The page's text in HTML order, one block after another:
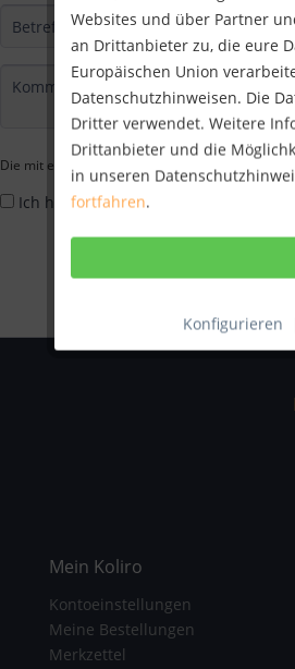
Websites und über Partner
an Drittanbieter zu, die eure
Europäischen Union
Datenschutzhinweisen. Die
Dritter verwendet. Weitere
Drittanbieter und die
in unseren
fortfahren.
Konfigurieren
Die mit einem * markierten Felder sind
Ich habe die
Mein Koliro
Kontoeinstellungen
Meine Bestellungen
Merkzettel